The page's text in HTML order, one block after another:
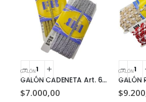
GALÓN
GALÓN CADENETA Art. 641 x 10m
$7.000,00
GALÓN
$